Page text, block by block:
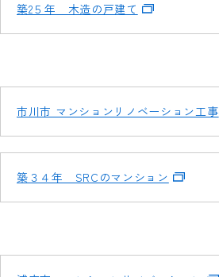
築2５年 木造の戸建て
市川市 マンションリノベーション工事
築３４年 SRCのマンション